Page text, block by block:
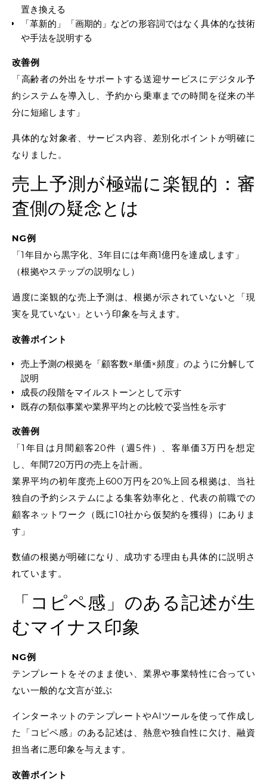
置き換える
「革新的」「画期的」などの形容詞ではなく具体的な技術
や手法を説明する
改善例
「高齢者の外出をサポートする送迎サービスにデジタル予
約システムを導入し、予約から乗車までの時間を従来の半
分に短縮します」
具体的な対象者、サービス内容、差別化ポイントが明確に
なりました。
売上予測が極端に楽観的：審
査側の疑念とは
NG例
「1年目から黒字化、3年目には年商1億円を達成します」
（根拠やステップの説明なし）
過度に楽観的な売上予測は、根拠が示されていないと「現
実を見ていない」という印象を与えます。
改善ポイント
売上予測の根拠を「顧客数×単価×頻度」のように分解して
説明
成長の段階をマイルストーンとして示す
既存の類似事業や業界平均との比較で妥当性を示す
改善例
「1年目は月間顧客20件（週5件）、客単価3万円を想定
し、年間720万円の売上を計画。
業界平均の初年度売上600万円を20%上回る根拠は、当社
独自の予約システムによる集客効率化と、代表の前職での
顧客ネットワーク（既に10社から仮契約を獲得）にありま
す」
数値の根拠が明確になり、成功する理由も具体的に説明さ
れています。
「コピペ感」のある記述が生
むマイナス印象
NG例
テンプレートをそのまま使い、業界や事業特性に合ってい
ない一般的な文言が並ぶ
インターネットのテンプレートやAIツールを使って作成し
た「コピペ感」のある記述は、熱意や独自性に欠け、融資
担当者に悪印象を与えます。
改善ポイント